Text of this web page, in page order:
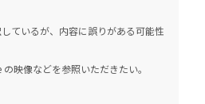
ているが、内容に誤りがある可能性
映像などを参照いただきたい。